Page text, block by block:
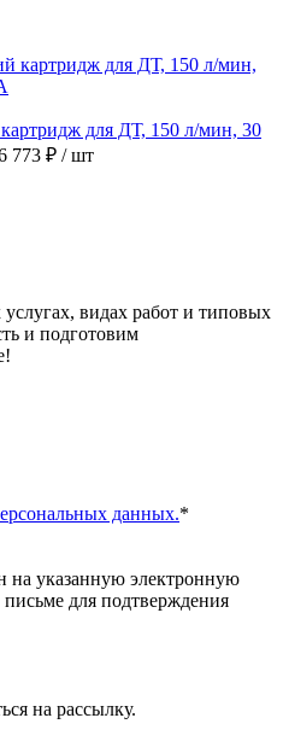
для ДТ, 150 л/мин, 30
773 ₽ / шт
видах работ и типовых
и подготовим
данных.*
на указанную электронную
для подтверждения
на рассылку.